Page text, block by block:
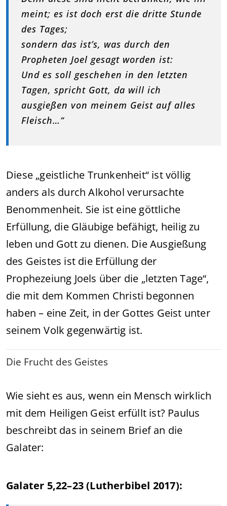
meint; es ist doch erst die dritte Stunde
des Tages;
sondern das ist’s, was durch den
Propheten Joel gesagt worden ist:
Und es soll geschehen in den letzten
Tagen, spricht Gott, da will ich
ausgießen von meinem Geist auf alles
Fleisch…“
Diese „geistliche Trunkenheit“ ist völlig
anders als durch Alkohol verursachte
Benommenheit. Sie ist eine göttliche
Erfüllung, die Gläubige befähigt, heilig zu
leben und Gott zu dienen. Die Ausgießung
des Geistes ist die Erfüllung der
Prophezeiung Joels über die „letzten Tage“,
die mit dem Kommen Christi begonnen
haben – eine Zeit, in der Gottes Geist unter
seinem Volk gegenwärtig ist.
Die Frucht des Geistes
Wie sieht es aus, wenn ein Mensch wirklich
mit dem Heiligen Geist erfüllt ist? Paulus
beschreibt das in seinem Brief an die
Galater:
Galater 5,22–23 (Lutherbibel 2017):